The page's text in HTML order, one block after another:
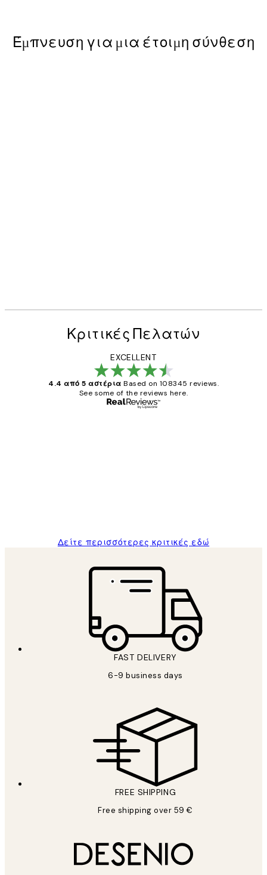
Έμπνευση για μια έτοιμη σύνθεση
Κριτικές Πελατών
EXCELLENT
4.4 από 5 αστέρια Based on 108345 reviews.
See some of the reviews here.
Δείτε περισσότερες κριτικές εδώ
FAST DELIVERY
6-9 business days
FREE SHIPPING
Free shipping over 59 €